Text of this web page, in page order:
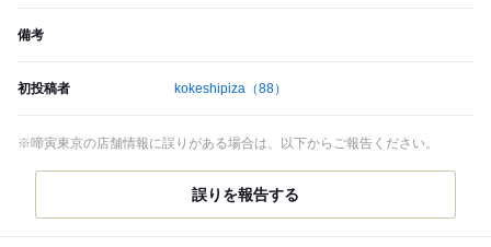
備考
初投稿者 kokeshipiza （88）
※啼寅東京の店舗情報に誤りがある場合は、以下からご報告ください。
誤りを報告する